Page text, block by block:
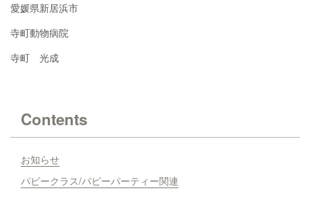
愛媛県新居浜市
寺町動物病院
寺町 光成
Contents
お知らせ
パピークラス/パピーパーティー関連